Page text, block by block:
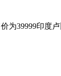
39999印度